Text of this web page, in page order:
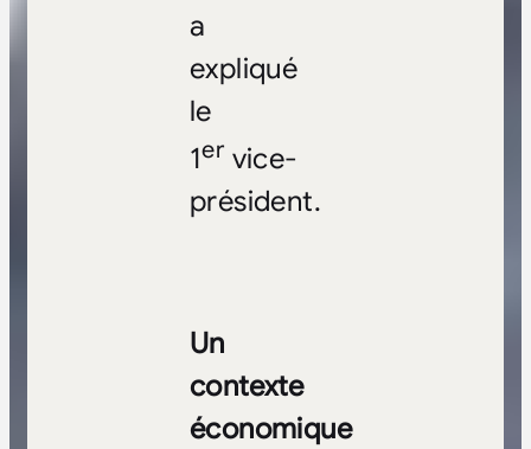
a
expliqué
le
1er vice-
président.
Un
contexte
économique